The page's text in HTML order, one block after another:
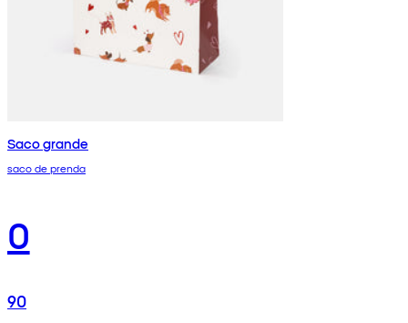
Saco grande
saco de prenda
0
90